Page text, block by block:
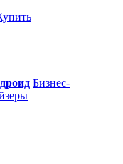
Бизнес-